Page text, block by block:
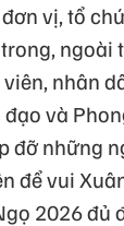
vị, tổ
ngoài
nhân
và
đỡ những
để vui
2026 đủ